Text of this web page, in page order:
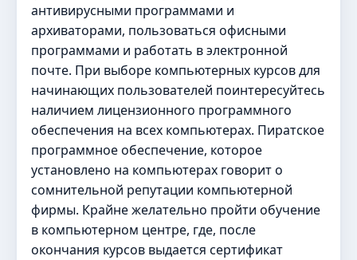
антивирусными программами и
архиваторами, пользоваться офисными
программами и работать в электронной
почте. При выборе компьютерных курсов для
начинающих пользователей поинтересуйтесь
наличием лицензионного программного
обеспечения на всех компьютерах. Пиратское
программное обеспечение, которое
установлено на компьютерах говорит о
сомнительной репутации компьютерной
фирмы. Крайне желательно пройти обучение
в компьютерном центре, где, после
окончания курсов выдается сертификат